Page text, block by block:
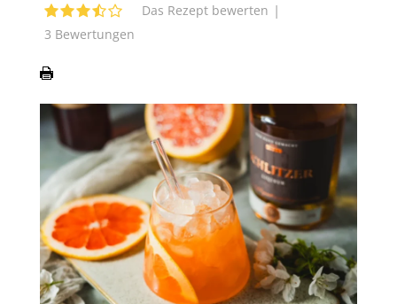
Das Rezept bewerten |
3 Bewertungen